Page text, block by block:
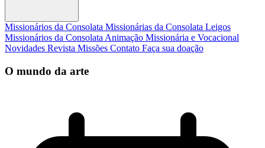
Missionários da Consolata Missionárias da Consolata Leigos
Missionários da Consolata Animação Missionária e Vocacional
Novidades Revista Missões Contato Faça sua doação
O mundo da arte